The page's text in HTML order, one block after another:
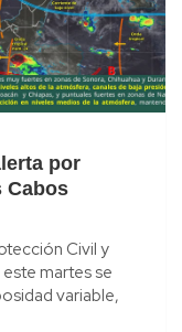
por
Civil y
martes se
variable,